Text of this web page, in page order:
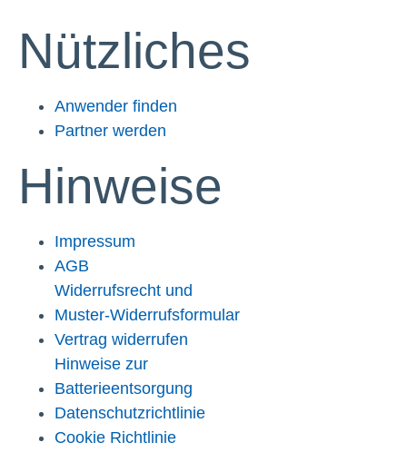
Nützliches
Anwender finden
Partner werden
Hinweise
Impressum
AGB
Widerrufsrecht und
Muster-Widerrufsformular
Vertrag widerrufen
Hinweise zur
Batterieentsorgung
Datenschutzrichtlinie
Cookie Richtlinie